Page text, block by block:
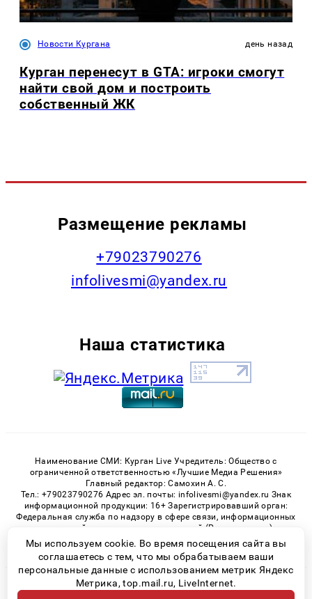
Новости Кургана день назад
Курган перенесут в GTA: игроки смогут
найти свой дом и построить
собственный ЖК
Размещение рекламы
+79023790276
infolivesmi@yandex.ru
Наша статистика
Наименование СМИ: Курган Live Учредитель: Общество с
ограниченной ответственностью «Лучшие Медиа Решения»
Главный редактор: Самохин А. С.
Тел.: +79023790276 Адрес эл. почты: infolivesmi@yandex.ru Знак
информационной продукции: 16+ Зарегистрировавший орган:
Федеральная служба по надзору в сфере связи, информационных
технологий и массовых коммуникаций (Роскомнадзор)
Регистрационный номер СМИ ЭЛ № ФС 77 - 82535 от 21.01.2022
© 2026 «Kurgan-Live» | Все права защищены
Мы используем cookie. Во время посещения сайта вы
соглашаетесь с тем, что мы обрабатываем ваши
персональные данные с использованием метрик Яндекс
Метрика, top.mail.ru, LiveInternet.